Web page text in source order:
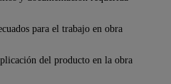
para el trabajo en obra
del producto en la obra